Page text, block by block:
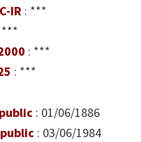
IR : ***
***
: ***
: ***
: 01/06/1886
: 03/06/1984